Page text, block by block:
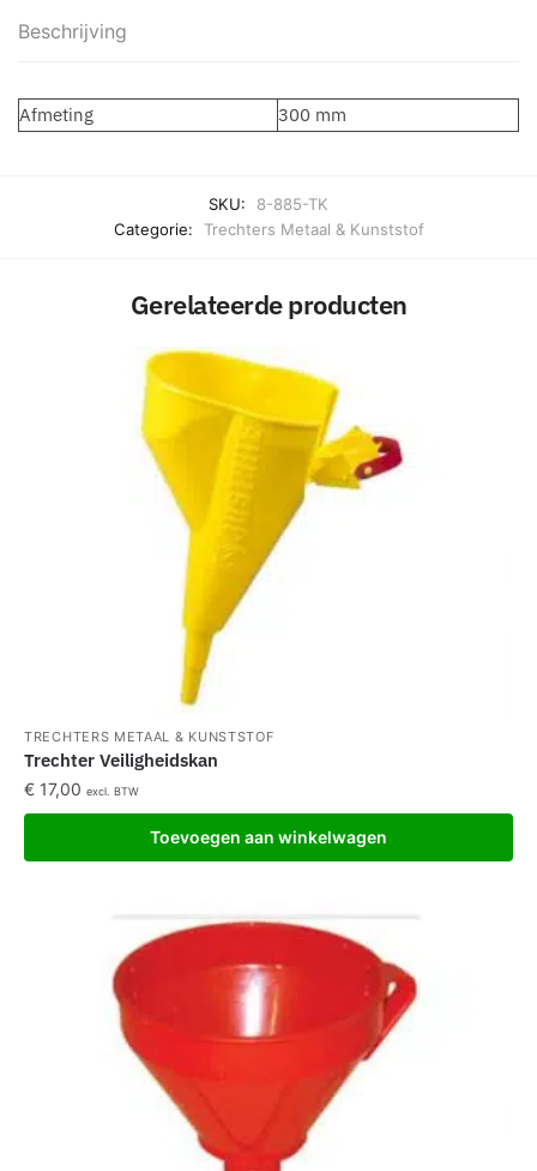
Beschrijving
Afmeting 300 mm
SKU:
8-885-TK
Categorie:
Trechters Metaal & Kunststof
Gerelateerde producten
TRECHTERS METAAL & KUNSTSTOF
Trechter Veiligheidskan
€ 17,00 excl. BTW
Toevoegen aan winkelwagen